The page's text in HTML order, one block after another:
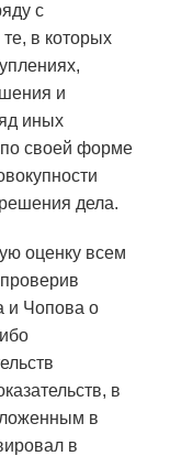
с
в которых
и
иных
по своей форме
дела.
оценку всем
и Чопова о
в
в
в